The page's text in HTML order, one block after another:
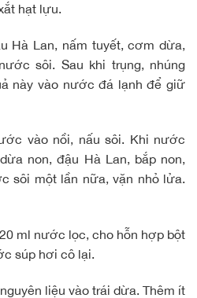
hạt lựu.
Hà Lan, nấm tuyết, cơm dừa,
sôi. Sau khi trụng, nhúng
này vào nước đá lạnh để giữ
vào nồi, nấu sôi. Khi nước
non, đậu Hà Lan, bắp non,
sôi một lần nữa, vặn nhỏ lửa.
ml nước lọc, cho hỗn hợp bột
súp hơi cô lại.
liệu vào trái dừa. Thêm ít